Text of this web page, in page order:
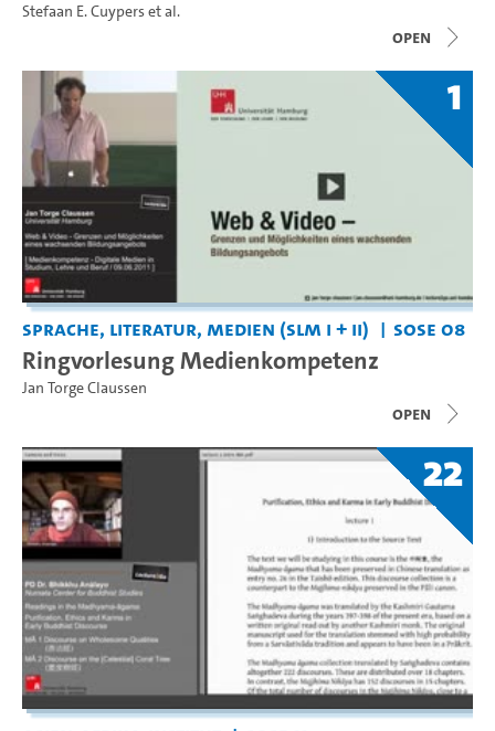
Stefaan E. Cuyperset al.
open
1
Sprache, Literatur, Medien (SLM I + II) SoSe 08
Ringvorlesung Medienkompetenz
Jan Torge Claussen
open
22